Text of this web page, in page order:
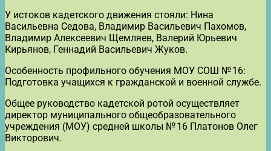
У истоков кадетского движения стояли: Нина
Васильевна Седова, Владимир Васильевич Пахомов,
Владимир Алексеевич Щемляев, Валерий Юрьевич
Кирьянов, Геннадий Васильевич Жуков.
Особенность профильного обучения МОУ СОШ № 16:
Подготовка учащихся к гражданской и военной службе.
Общее руководство кадетской ротой осуществляет
директор муниципального общеобразовательного
учреждения (МОУ) средней школы № 16 Платонов Олег
Викторович.